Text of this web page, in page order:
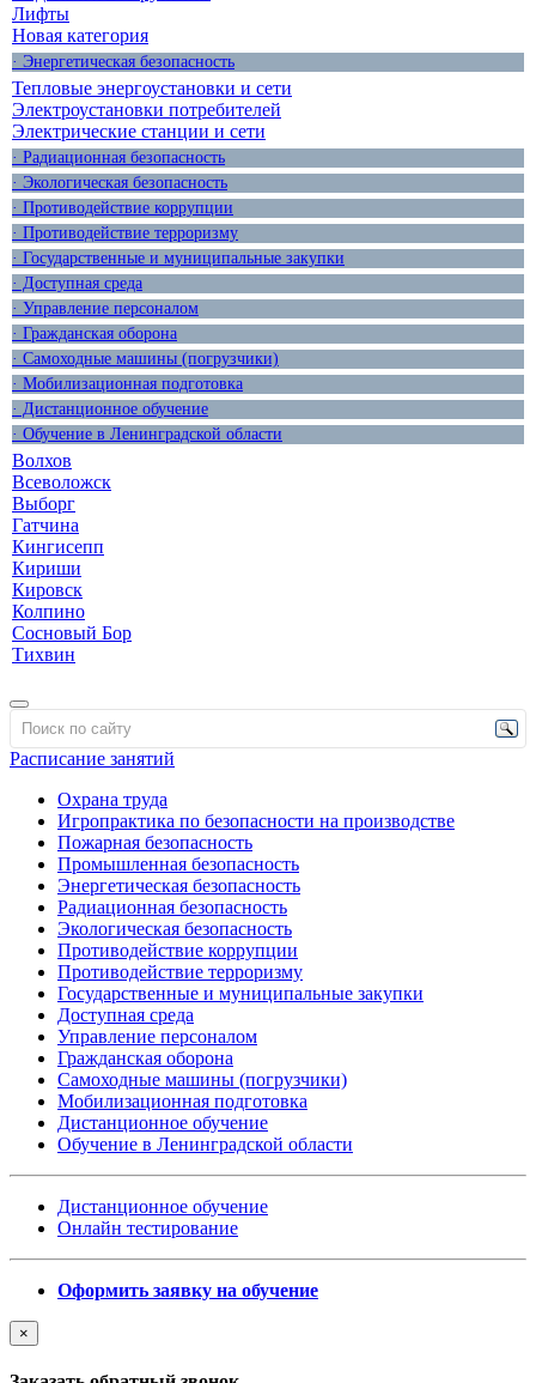
Лифты
Новая категория
· Энергетическая безопасность
Тепловые энергоустановки и сети
Электроустановки потребителей
Электрические станции и сети
· Радиационная безопасность
· Экологическая безопасность
· Противодействие коррупции
· Противодействие терроризму
· Государственные и муниципальные закупки
· Доступная среда
· Управление персоналом
· Гражданская оборона
· Самоходные машины (погрузчики)
· Мобилизационная подготовка
· Дистанционное обучение
· Обучение в Ленинградской области
Волхов
Всеволожск
Выборг
Гатчина
Кингисепп
Кириши
Кировск
Колпино
Сосновый Бор
Тихвин
Расписание занятий
Охрана труда
Игропрактика по безопасности на производстве
Пожарная безопасность
Промышленная безопасность
Энергетическая безопасность
Радиационная безопасность
Экологическая безопасность
Противодействие коррупции
Противодействие терроризму
Государственные и муниципальные закупки
Доступная среда
Управление персоналом
Гражданская оборона
Самоходные машины (погрузчики)
Мобилизационная подготовка
Дистанционное обучение
Обучение в Ленинградской области
Дистанционное обучение
Онлайн тестирование
Оформить заявку на обучение
×